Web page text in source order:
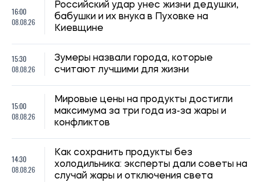
16:00
08.08.26
Российский удар унес жизни дедушки,
бабушки и их внука в Пуховке на
Киевщине
15:30
08.08.26
Зумеры назвали города, которые
считают лучшими для жизни
15:00
08.08.26
Мировые цены на продукты достигли
максимума за три года из-за жары и
конфликтов
14:30
08.08.26
Как сохранить продукты без
холодильника: эксперты дали советы на
случай жары и отключения света